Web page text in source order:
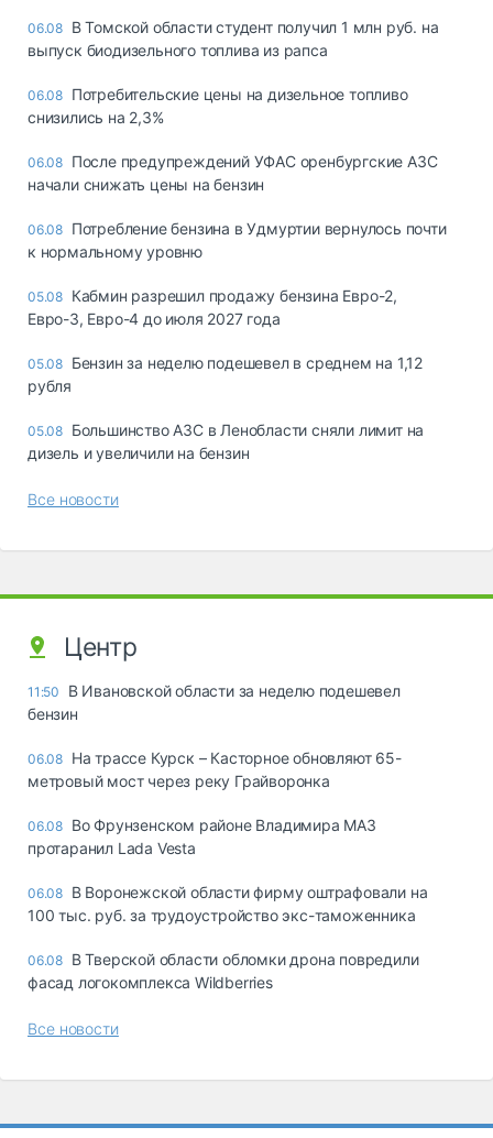
06.08 В Томской области студент получил 1 млн руб. на
выпуск биодизельного топлива из рапса
06.08 Потребительские цены на дизельное топливо
снизились на 2,3%
06.08 После предупреждений УФАС оренбургские АЗС
начали снижать цены на бензин
06.08 Потребление бензина в Удмуртии вернулось почти
к нормальному уровню
05.08 Кабмин разрешил продажу бензина Евро-2,
Евро-3, Евро-4 до июля 2027 года
05.08 Бензин за неделю подешевел в среднем на 1,12
рубля
05.08 Большинство АЗС в Ленобласти сняли лимит на
дизель и увеличили на бензин
Все новости
Центр
11:50
В Ивановской области за неделю подешевел
бензин
06.08 На трассе Курск – Касторное обновляют 65-
метровый мост через реку Грайворонка
06.08 Во Фрунзенском районе Владимира МАЗ
протаранил Lada Vesta
06.08 В Воронежской области фирму оштрафовали на
100 тыс. руб. за трудоустройство экс-таможенника
06.08 В Тверской области обломки дрона повредили
фасад логокомплекса Wildberries
Все новости